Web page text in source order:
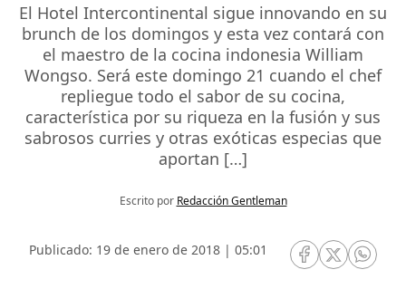
El Hotel Intercontinental sigue innovando en su
brunch de los domingos y esta vez contará con
el maestro de la cocina indonesia William
Wongso. Será este domingo 21 cuando el chef
repliegue todo el sabor de su cocina,
característica por su riqueza en la fusión y sus
sabrosos curries y otras exóticas especias que
aportan […]
Escrito por Redacción Gentleman
Publicado: 19 de enero de 2018 | 05:01
RRSS Facebook
RRSSRRSS